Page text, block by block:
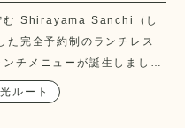
む Shirayama Sanchi（し
た完全予約制のランチレス
チメニューが誕生しまし
ルート